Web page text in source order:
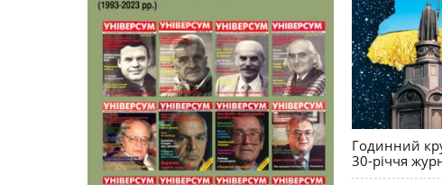
Годинний
30-річчя